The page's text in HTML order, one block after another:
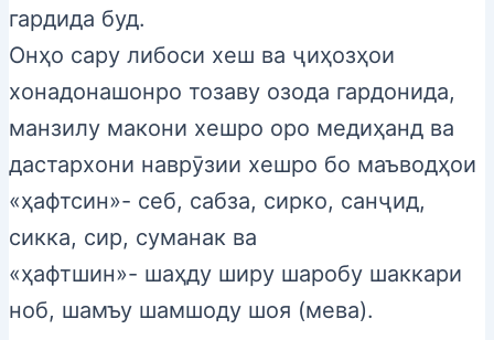
гардида буд.
Онҳо сару либоси хеш ва ҷиҳозҳои
хонадонашонро тозаву озода гардонида,
манзилу макони хешро оро медиҳанд ва
дастархони наврӯзии хешро бо маъводҳои
«ҳафтсин»- себ, сабза, сирко, санҷид,
сикка, сир, суманак ва
«ҳафтшин»- шаҳду ширу шаробу шаккари
ноб, шамъу шамшоду шоя (мева).